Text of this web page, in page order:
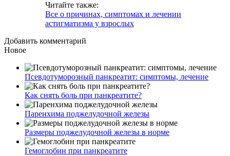
Читайте также:
Все о причинах, симптомах и лечении
астигматизма у взрослых
Добавить комментарий
Новое
Псевдотуморозный панкреатит: симптомы, лечение
Как снять боль при панкреатите?
Паренхима поджелудочной железы
Размеры поджелудочной железы в норме
Гемоглобин при панкреатите